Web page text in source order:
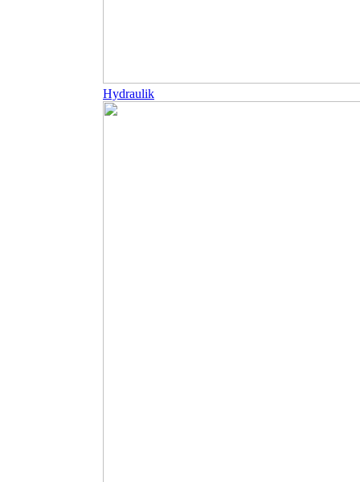
Hydraulik